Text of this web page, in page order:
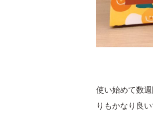
使い始めて数
りもかなり良